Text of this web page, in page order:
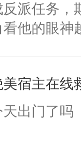
反派任务，
看他的眼
，竟然是
住了日思夜
美宿主在线
天出门了吗